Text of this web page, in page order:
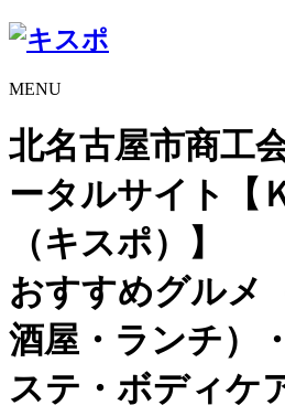
MENU
北名古屋市商工
ータルサイト【
（キスポ）】
おすすめグルメ
酒屋・ランチ）
ステ・ボディケ